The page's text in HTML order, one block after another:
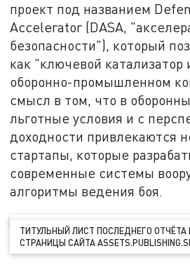
проект под названием
Accelerator (DASA,
безопасности"), который
как "ключевой катализатор
оборонно-промышленном
смысл в том, что в
льготные условия и с
доходности привлекаются
стартапы, которые
современные системы
алгоритмы ведения боя.
ТИТУЛЬНЫЙ ЛИСТ ПОСЛЕДНЕГО ОТЧЁТА
СТРАНИЦЫ САЙТА